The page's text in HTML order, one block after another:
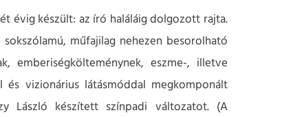
évig készült: az író haláláig dolgozott rajta.
műfajilag nehezen besorolható
emberiségkölteménynek, eszme-, illetve
és vizionárius látásmóddal megkomponált
László készített színpadi változatot. (A